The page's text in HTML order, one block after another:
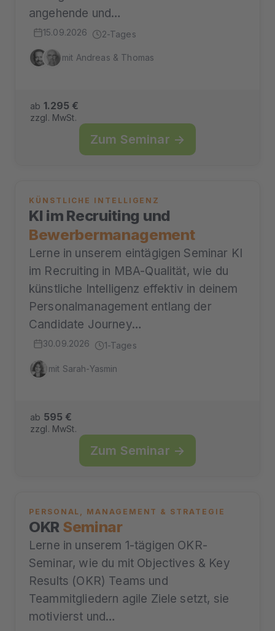
angehende und…
15.09.2026 2-Tages
mit Andreas & Thomas
ab 1.295 €
zzgl. MwSt.
Zum Seminar →
KÜNSTLICHE INTELLIGENZ
KI im Recruiting und
Bewerbermanagement
Lerne in unserem eintägigen Seminar KI
im Recruiting in MBA-Qualität, wie du
künstliche Intelligenz effektiv in deinem
Personalmanagement entlang der
Candidate Journey…
30.09.2026 1-Tages
mit Sarah-Yasmin
ab 595 €
zzgl. MwSt.
Zum Seminar →
PERSONAL, MANAGEMENT & STRATEGIE
OKR Seminar
Lerne in unserem 1-tägigen OKR-
Seminar, wie du mit Objectives & Key
Results (OKR) Teams und
Teammitgliedern agile Ziele setzt, sie
motivierst und…